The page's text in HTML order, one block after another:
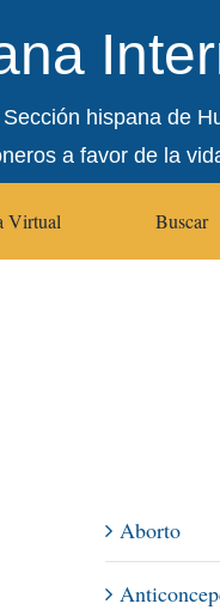
Sección hispana de
a favor de la
Virtual Buscar
Aborto